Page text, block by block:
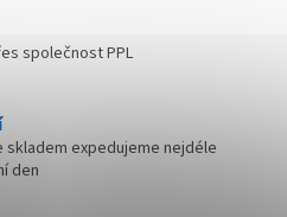
společnost PPL
skladem expedujeme nejdéle
den